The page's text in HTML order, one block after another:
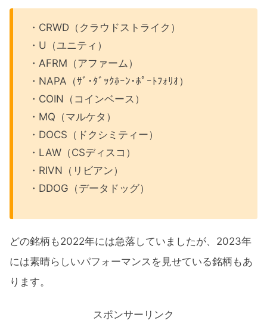
NAPA（ザ・ダックホーン・ポートフォ
リオ）
COIN（コインベース）
MQ（マルケタ）
DOCS（ドクシミティー）
LAW（CSディスコ）
RIVN（リビアン）
DDOG（データドッグ）
2023年2月テンバガー候補のパフォーマン
・CRWD（クラウドストライク）
・U（ユニティ）
・AFRM（アファーム）
・NAPA（ｻﾞ･ﾀﾞｯｸﾎｰﾝ･ﾎﾟｰﾄﾌｫﾘｵ）
・COIN（コインベース）
・MQ（マルケタ）
・DOCS（ドクシミティー）
・LAW（CSディスコ）
・RIVN（リビアン）
・DDOG（データドッグ）
どの銘柄も2022年には急落していましたが、2023年
には素晴らしいパフォーマンスを見せている銘柄もあ
ります。
スポンサーリンク